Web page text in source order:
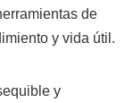
de
y vida útil.
y